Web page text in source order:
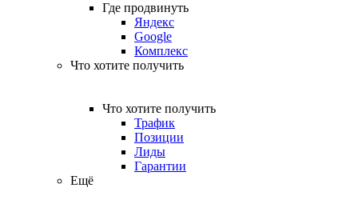
Где продвинуть
Яндекс
Google
Комплекс
Что хотите получить
Что хотите получить
Трафик
Позиции
Лиды
Гарантии
Ещё